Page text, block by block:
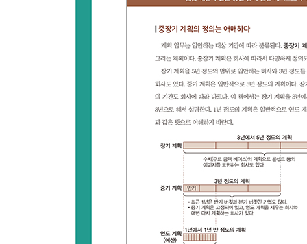
8-1 전체 단계와 체제의 구축
8-2 생산관리시스템 도입 성공의 1단계
8-3 생산관리시스템 도입 성공의 2단계
8-4 생산관리시스템 도입 성공의 3단계
8-5 생산관리시스템 도입 성공의 4단계
8-6 생산관리시스템 도입 성공의 5단계
8-7 생산관리시스템 도입 성공의 6단계
8-8 생산관리시스템 도입 성공의 7단계
8-9 생산관리시스템 도입 성공의 8단계
8-10 생산관리시스템 도입 성공의 9단계
8-11 생산관리시스템 도입 성공의 관점 ①